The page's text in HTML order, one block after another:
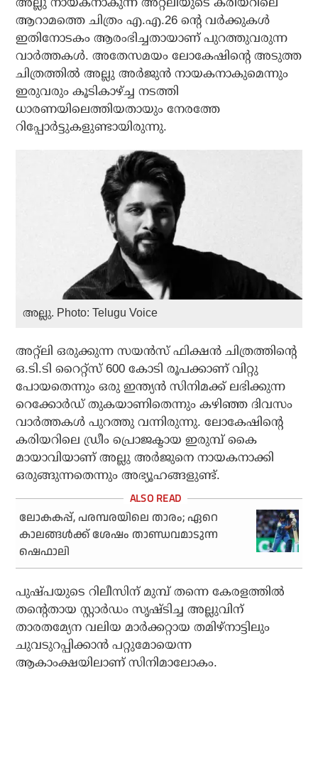
ആറാമത്തെ ചിത്രം എ.എ.26 ന്റെ വര്‍ക്കുകള്‍
ഇതിനോടകം ആരംഭിച്ചതായാണ് പുറത്തുവരുന്ന
വാര്‍ത്തകള്‍. അതേസമയം ലോകേഷിന്റെ അടുത്ത
ചിത്രത്തില്‍ അല്ലു അര്‍ജുന്‍ നായകനാകുമെന്നും
ഇരുവരും കൂടികാഴ്ച്ച നടത്തി
ധാരണയിലെത്തിയതായും നേരത്തേ
റിപ്പോര്‍ട്ടുകളുണ്ടായിരുന്നു.
അല്ലു. Photo: Telugu Voice
അറ്റ്‌ലി ഒരുക്കുന്ന സയന്‍സ് ഫിക്ഷന്‍ ചിത്രത്തിന്റെ
ഒ.ടി.ടി റൈറ്റ്‌സ് 600 കോടി രൂപക്കാണ് വിറ്റു
പോയതെന്നും ഒരു ഇന്ത്യന്‍ സിനിമക്ക് ലഭിക്കുന്ന
റെക്കോര്‍ഡ് തുകയാണിതെന്നും കഴിഞ്ഞ ദിവസം
വാര്‍ത്തകള്‍ പുറത്തു വന്നിരുന്നു. ലോകേഷിന്റെ
കരിയറിലെ ഡ്രീം പ്രൊജക്ടായ ഇരുമ്പ് കൈ
മായാവിയാണ് അല്ലു അര്‍ജുനെ നായകനാക്കി
ഒരുങ്ങുന്നതെന്നും അഭ്യൂഹങ്ങളുണ്ട്.
ലോകകപ്പ്, പരമ്പരയിലെ താരം; ഏറെ
കാലങ്ങള്‍ക്ക് ശേഷം താണ്ഡവമാടുന്ന
ഷെഫാലി
പുഷ്പയുടെ റിലീസിന് മുമ്പ് തന്നെ കേരളത്തില്‍
തന്റെതായ സ്റ്റാര്‍ഡം സൃഷ്ടിച്ച അല്ലുവിന്
താരതമ്യേന വലിയ മാര്‍ക്കറ്റായ തമിഴ്‌നാട്ടിലും
ചുവടുറപ്പിക്കാന്‍ പറ്റുമോയെന്ന
ആകാംക്ഷയിലാണ് സിനിമാലോകം.